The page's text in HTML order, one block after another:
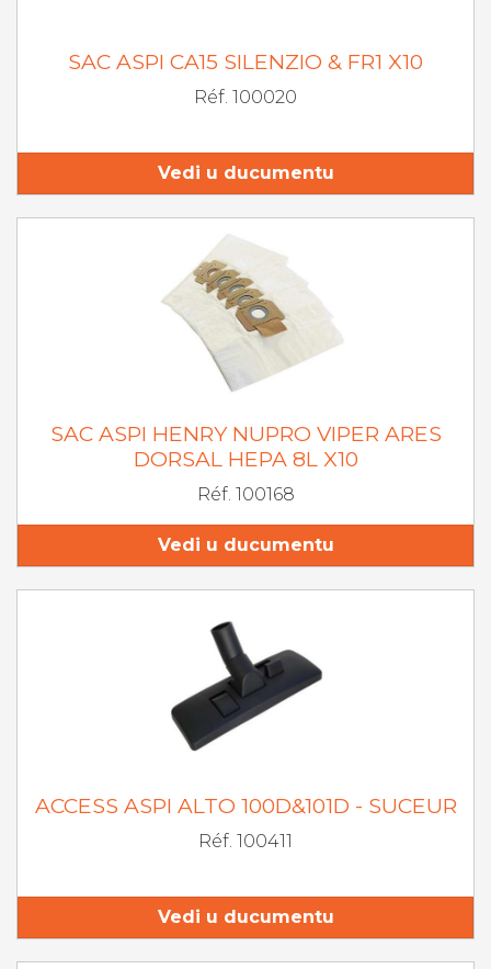
SAC ASPI CA15 SILENZIO & FR1 X10
Réf. 100020
Vedi u ducumentu
SAC ASPI HENRY NUPRO VIPER ARES
DORSAL HEPA 8L X10
Réf. 100168
Vedi u ducumentu
ACCESS ASPI ALTO 100D&101D - SUCEUR
Réf. 100411
Vedi u ducumentu